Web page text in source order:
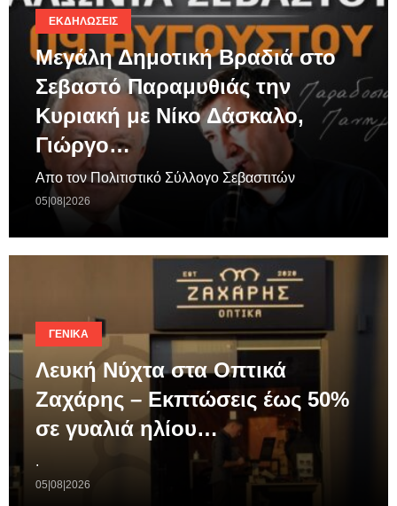
ΕΚΔΗΛΏΣΕΙΣ
Μεγάλη Δημοτική Βραδιά στο
Σεβαστό Παραμυθιάς την
Κυριακή με Νίκο Δάσκαλο,
Γιώργο…
Απο τον Πολιτιστικό Σύλλογο Σεβαστιτών
05|08|2026
ΓΕΝΙΚΆ
Λευκή Νύχτα στα Οπτικά
Ζαχάρης – Εκπτώσεις έως 50%
σε γυαλιά ηλίου…
.
05|08|2026